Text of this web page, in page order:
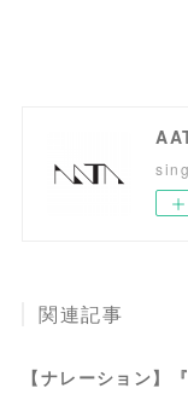
関連記事